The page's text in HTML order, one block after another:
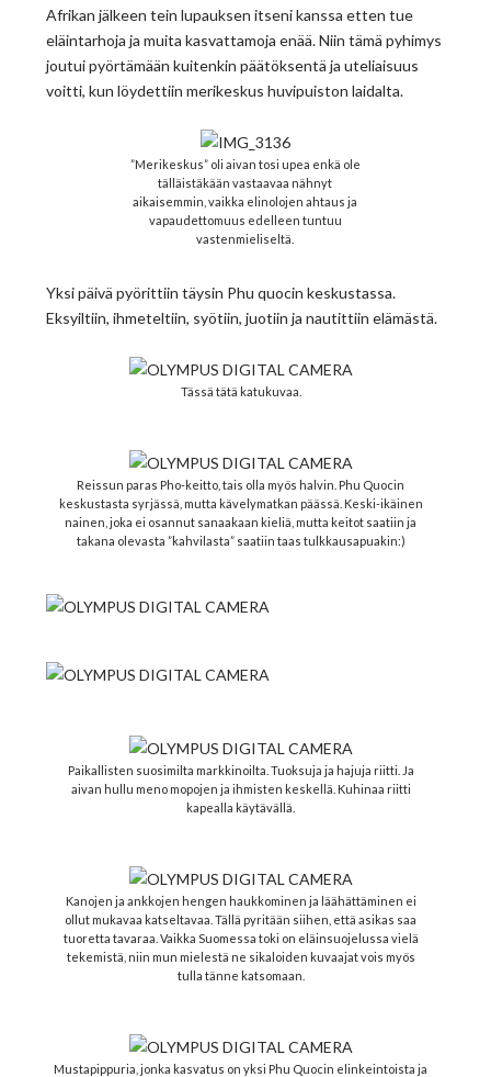
Afrikan jälkeen tein lupauksen itseni kanssa etten tue
eläintarhoja ja muita kasvattamoja enää. Niin tämä pyhimys
joutui pyörtämään kuitenkin päätöksentä ja uteliaisuus
voitti, kun löydettiin merikeskus huvipuiston laidalta.
”Merikeskus” oli aivan tosi upea enkä ole
tälläistäkään vastaavaa nähnyt
aikaisemmin, vaikka elinolojen ahtaus ja
vapaudettomuus edelleen tuntuu
vastenmieliseltä.
Yksi päivä pyörittiin täysin Phu quocin keskustassa.
Eksyiltiin, ihmeteltiin, syötiin, juotiin ja nautittiin elämästä.
Tässä tätä katukuvaa.
Reissun paras Pho-keitto, tais olla myös halvin. Phu Quocin
keskustasta syrjässä, mutta kävelymatkan päässä. Keski-ikäinen
nainen, joka ei osannut sanaakaan kieliä, mutta keitot saatiin ja
takana olevasta ”kahvilasta” saatiin taas tulkkausapuakin:)
Paikallisten suosimilta markkinoilta. Tuoksuja ja hajuja riitti. Ja
aivan hullu meno mopojen ja ihmisten keskellä. Kuhinaa riitti
kapealla käytävällä.
Kanojen ja ankkojen hengen haukkominen ja läähättäminen ei
ollut mukavaa katseltavaa. Tällä pyritään siihen, että asikas saa
tuoretta tavaraa. Vaikka Suomessa toki on eläinsuojelussa vielä
tekemistä, niin mun mielestä ne sikaloiden kuvaajat vois myös
tulla tänne katsomaan.
Mustapippuria, jonka kasvatus on yksi Phu Quocin elinkeintoista ja